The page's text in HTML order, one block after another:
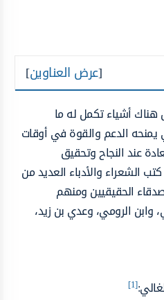
[عرض العناوين]
هناك أشياء تكمل له ما
الدعم والقوة في أوقات
عند النجاح وتحقيق
الشعراء والأدباء العديد من
الحقيقيين ومنهم
وابن الرومي، وعدي بن زيد،
[1]